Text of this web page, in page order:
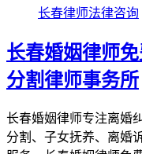
长春律师法律咨询
长春婚姻律师
分割律师事务所
长春婚姻律师专注离婚
分割、子女抚养、离婚